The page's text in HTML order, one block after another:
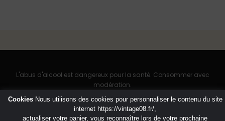
CookiesNous utilisons des cookies pour personnaliser le contenu du site
internet https://vintage08.fr/,
actualiser votre panier, vous reconnaître lors de votre prochaine
L'abus d'alcool est dangereux pour la santé. Consommer avec
modération.